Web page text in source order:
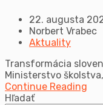
22. augusta
Norbert Vrabec
Aktuality
Transformácia
Ministerstvo
Continue Reading
Hľadať